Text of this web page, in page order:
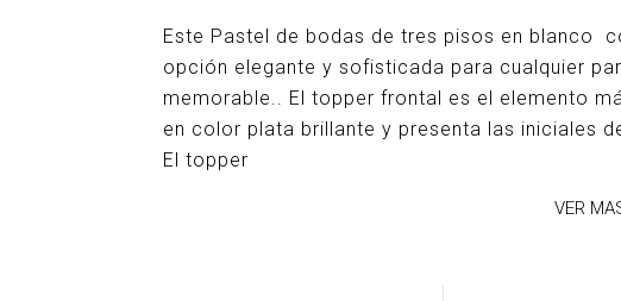
Este Pastel de bodas de tres pisos en blanco
opción elegante y sofisticada para cualquier
memorable.. El topper frontal es el elemento
en color plata brillante y presenta las iniciales
El topper
VER